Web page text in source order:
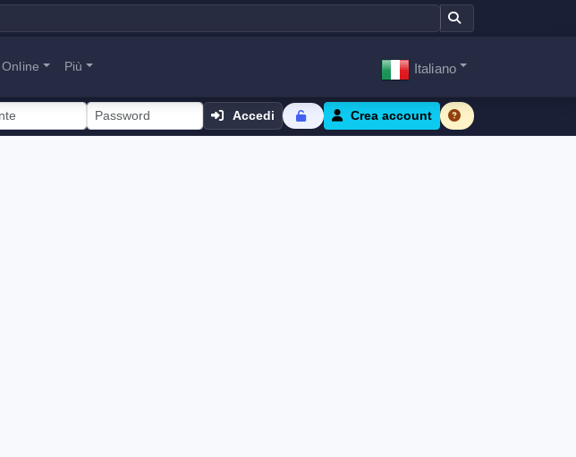
Più Italiano
Accedi Crea account